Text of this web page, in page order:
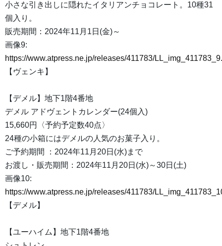
小さな引き出しに隠れたイタリアンチョコレート。10種31
個入り。
販売期間：2024年11月1日(金)～
画像9:
https://www.atpress.ne.jp/releases/411783/
【ヴェンキ】
【デメル】地下1階4番地
デメル アドヴェントカレンダー(24個入)
15,660円〈予約予定数40点〉
24種の小箱にはデメルの人気のお菓子入り。
ご予約期間 ：2024年11月20日(水)まで
お渡し・販売期間：2024年11月20日(水)～30日(土)
画像10:
https://www.atpress.ne.jp/releases/411783/
【デメル】
【ユーハイム】地下1階4番地